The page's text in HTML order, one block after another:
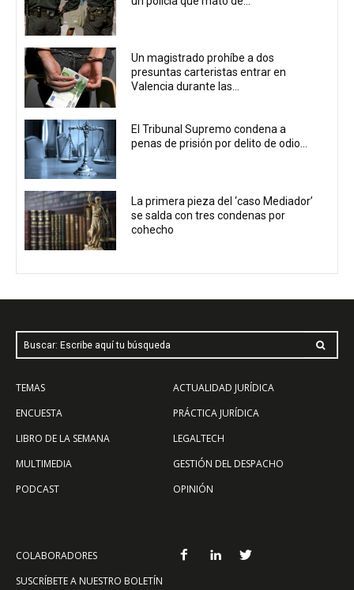
Un magistrado prohíbe a dos
presuntas carteristas entrar en
Valencia durante las...
El Tribunal Supremo condena a
penas de prisión por delito de odio...
La primera pieza del ‘caso Mediador’
se salda con tres condenas por
cohecho
Buscar: Escribe aquí tu búsqueda
TEMAS
ENCUESTA
LIBRO DE LA SEMANA
MULTIMEDIA
PODCAST
ACTUALIDAD JURÍDICA
PRÁCTICA JURÍDICA
LEGALTECH
GESTIÓN DEL DESPACHO
OPINIÓN
COLABORADORES
SUSCRÍBETE A NUESTRO BOLETÍN